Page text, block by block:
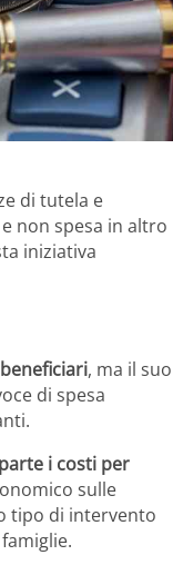
di tutela e
non spesa in altro
iniziativa
, ma il suo
di spesa
i costi per
sulle
tipo di intervento